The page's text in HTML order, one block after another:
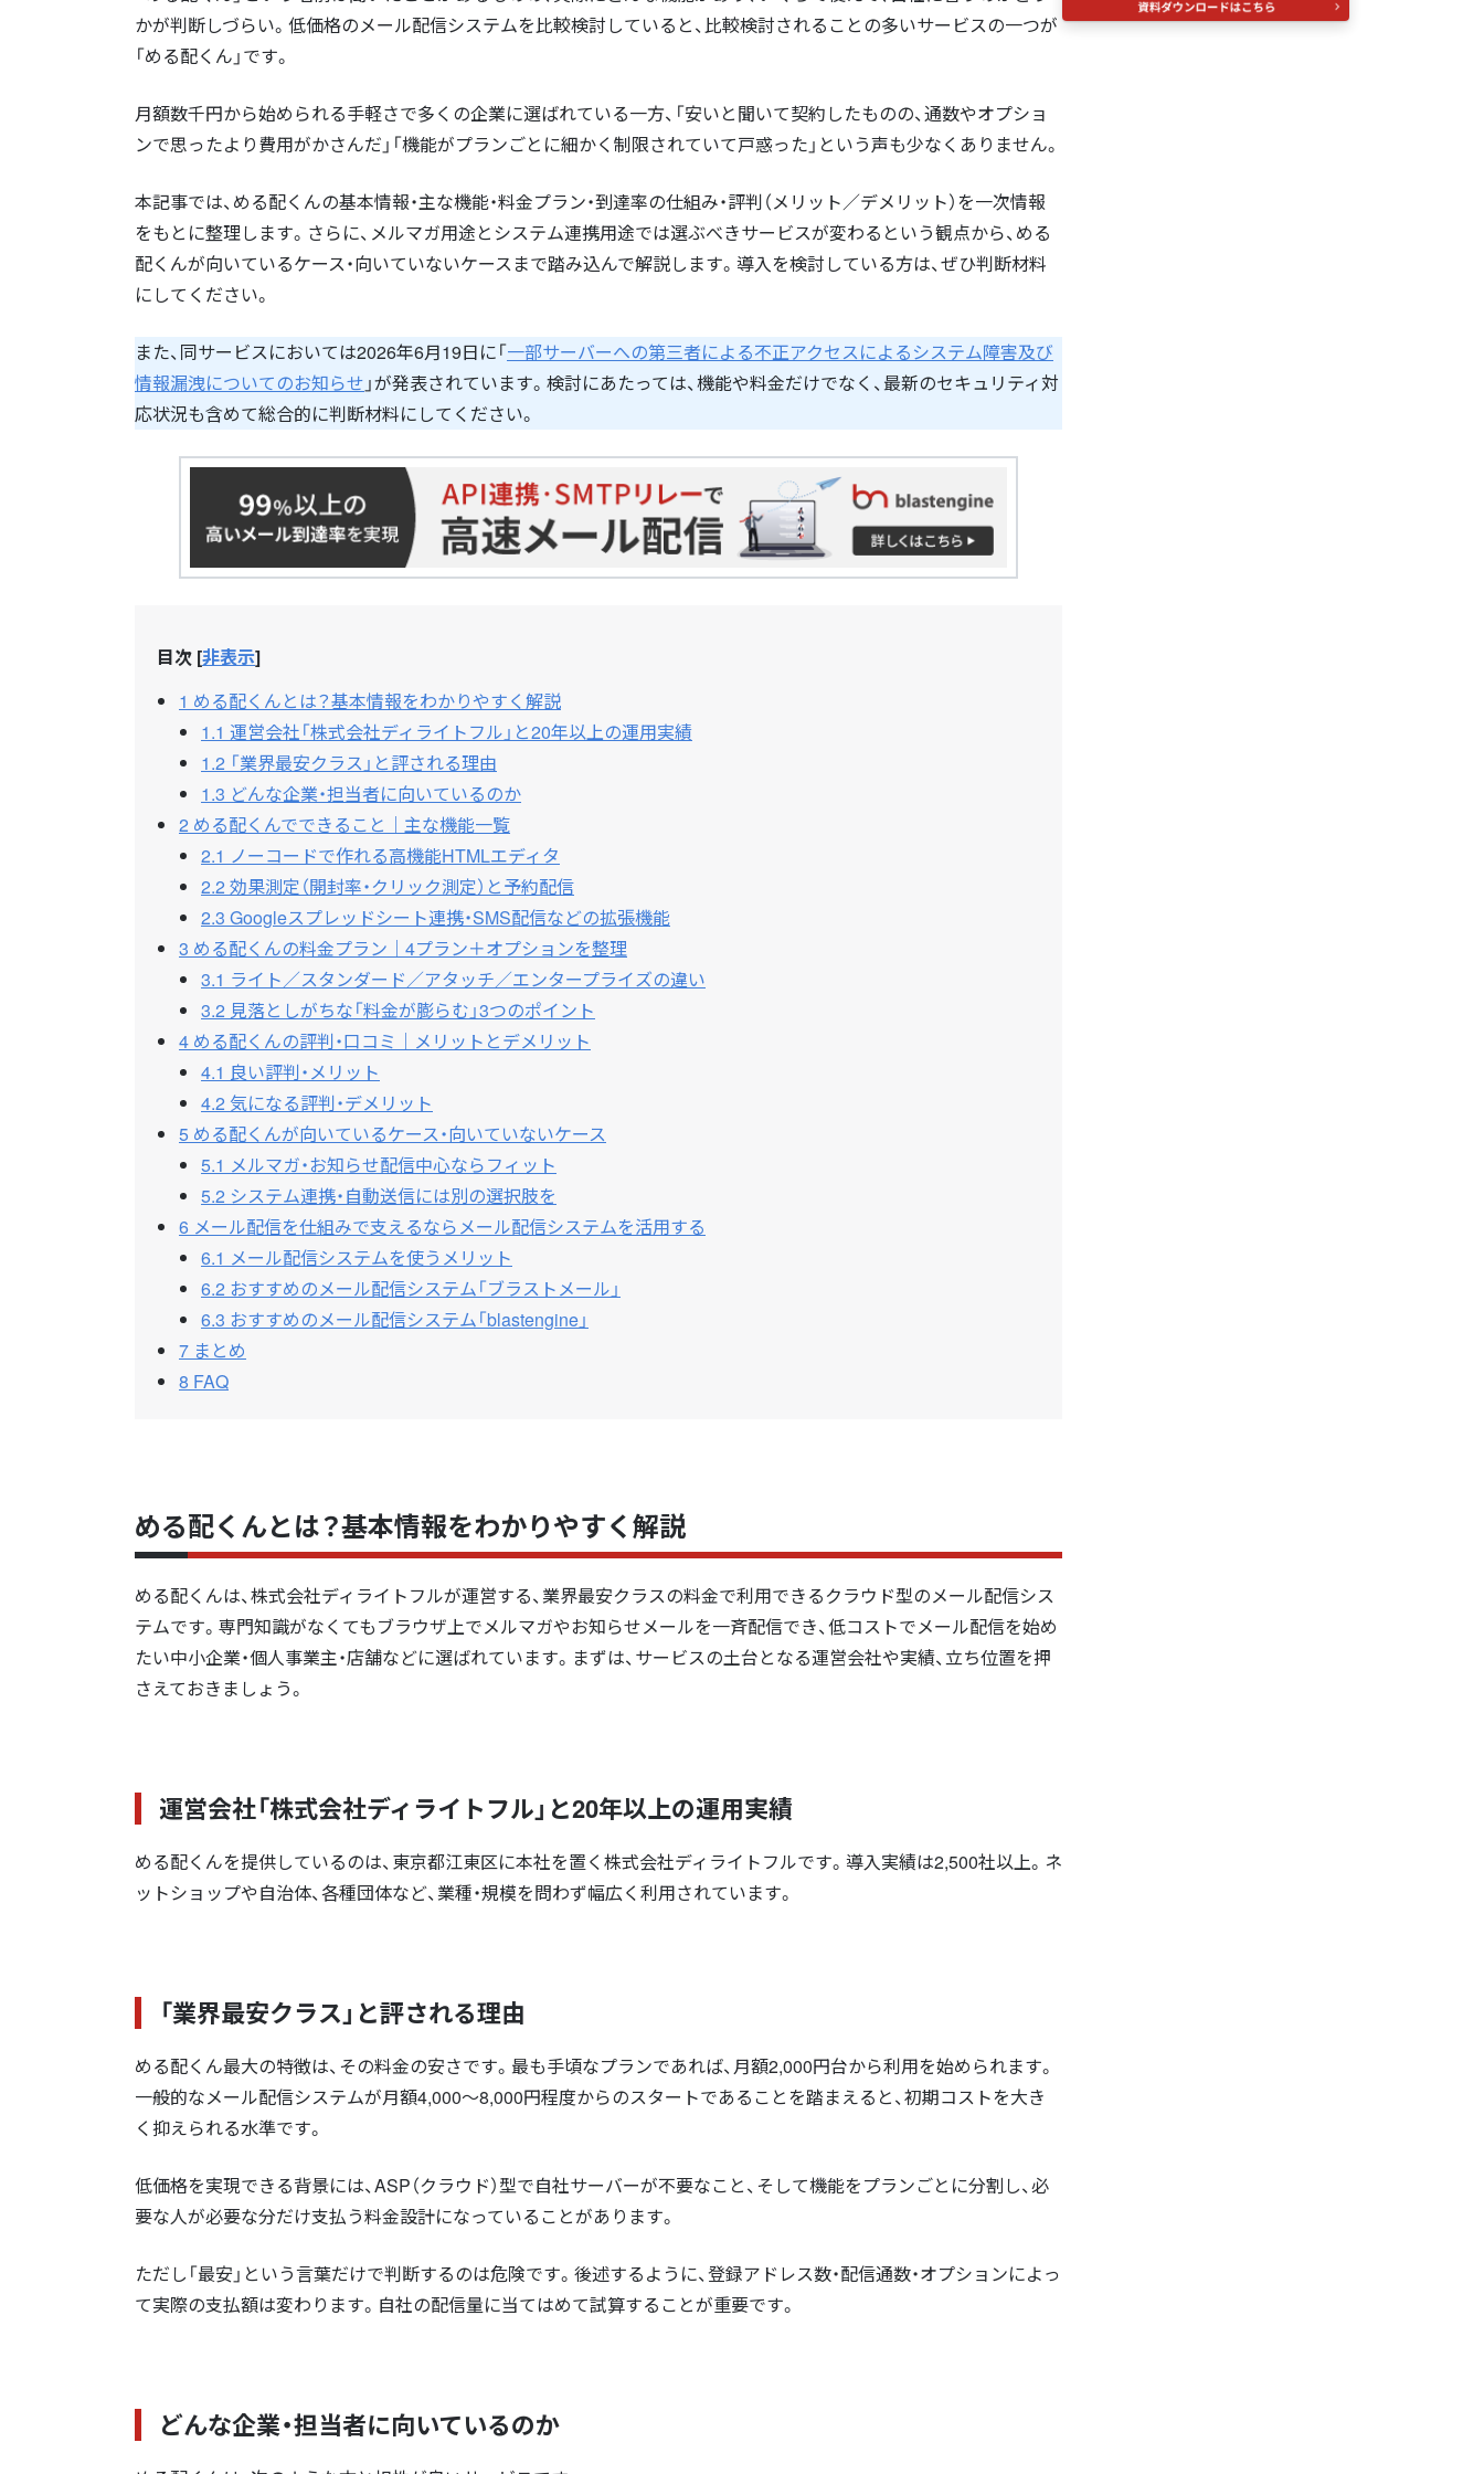
かが判断しづらい。低価格のメール配信システムを比較検討していると、比較検討されることの多いサービスの一つが
「める配くん」です。
月額数千円から始められる手軽さで多くの企業に選ばれている一方、「安いと聞いて契約したものの、通数やオプショ
ンで思ったより費用がかさんだ」「機能がプランごとに細かく制限されていて戸惑った」という声も少なくありません。
本記事では、める配くんの基本情報・主な機能・料金プラン・到達率の仕組み・評判（メリット／デメリット）を一次情報
をもとに整理します。さらに、メルマガ用途とシステム連携用途では選ぶべきサービスが変わるという観点から、める
配くんが向いているケース・向いていないケースまで踏み込んで解説します。導入を検討している方は、ぜひ判断材料
にしてください。
また、同サービスにおいては2026年6月19日に「一部サーバーへの第三者による不正アクセスによるシステム障害及び
情報漏洩についてのお知らせ 」が発表されています。検討にあたっては、機能や料金だけでなく、最新のセキュリティ対
応状況も含めて総合的に判断材料にしてください。
目次 [非表示]
1 める配くんとは？基本情報をわかりやすく解説
1.1 運営会社「株式会社ディライトフル」と20年以上の運用実績
1.2 「業界最安クラス」と評される理由
1.3 どんな企業・担当者に向いているのか
2 める配くんでできること｜主な機能一覧
2.1 ノーコードで作れる高機能HTMLエディタ
2.2 効果測定（開封率・クリック測定）と予約配信
2.3 Googleスプレッドシート連携・SMS配信などの拡張機能
3 める配くんの料金プラン｜4プラン＋オプションを整理
3.1 ライト／スタンダード／アタッチ／エンタープライズの違い
3.2 見落としがちな「料金が膨らむ」3つのポイント
4 める配くんの評判・口コミ｜メリットとデメリット
4.1 良い評判・メリット
4.2 気になる評判・デメリット
5 める配くんが向いているケース・向いていないケース
5.1 メルマガ・お知らせ配信中心ならフィット
5.2 システム連携・自動送信には別の選択肢を
6 メール配信を仕組みで支えるならメール配信システムを活用する
6.1 メール配信システムを使うメリット
6.2 おすすめのメール配信システム「ブラストメール」
6.3 おすすめのメール配信システム「blastengine」
7 まとめ
8 FAQ
める配くんとは？基本情報をわかりやすく解説
める配くんは、株式会社ディライトフルが運営する、業界最安クラスの料金で利用できるクラウド型のメール配信シス
テムです。専門知識がなくてもブラウザ上でメルマガやお知らせメールを一斉配信でき、低コストでメール配信を始め
たい中小企業・個人事業主・店舗などに選ばれています。まずは、サービスの土台となる運営会社や実績、立ち位置を押
さえておきましょう。
運営会社「株式会社ディライトフル」と20年以上の運用実績
める配くんを提供しているのは、東京都江東区に本社を置く株式会社ディライトフルです。導入実績は2,500社以上。ネ
ットショップや自治体、各種団体など、業種・規模を問わず幅広く利用されています。
「業界最安クラス」と評される理由
める配くん最大の特徴は、その料金の安さです。最も手頃なプランであれば、月額2,000円台から利用を始められます。
一般的なメール配信システムが月額4,000〜8,000円程度からのスタートであることを踏まえると、初期コストを大き
く抑えられる水準です。
低価格を実現できる背景には、ASP（クラウド）型で自社サーバーが不要なこと、そして機能をプランごとに分割し、必
要な人が必要な分だけ支払う料金設計になっていることがあります。
ただし「最安」という言葉だけで判断するのは危険です。後述するように、登録アドレス数・配信通数・オプションによっ
て実際の支払額は変わります。自社の配信量に当てはめて試算することが重要です。
どんな企業・担当者に向いているのか